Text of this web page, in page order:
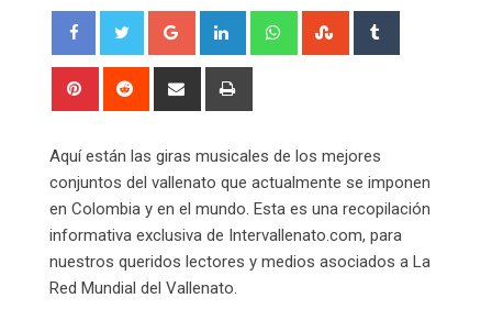
Google+ LinkedIn WhatsappStumbleUpon
Pinterest Reddit
Share
Aquí están las giras musicales de los mejores
conjuntos del vallenato que actualmente se imponen
en Colombia y en el mundo. Esta es una recopilación
informativa exclusiva de Intervallenato.com, para
nuestros queridos lectores y medios asociados a La
Red Mundial del Vallenato.